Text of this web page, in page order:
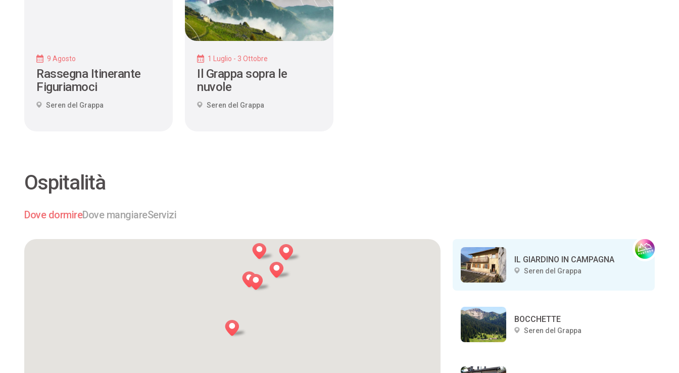
9 Agosto
Rassegna Itinerante
Figuriamoci
Seren del Grappa
1 Luglio - 3 Ottobre
Il Grappa sopra le
nuvole
Seren del Grappa
Ospitalità
Dove dormireDove mangiareServizi
IL GIARDINO IN CAMPAGNA
Seren del Grappa
BOCCHETTE
Seren del Grappa